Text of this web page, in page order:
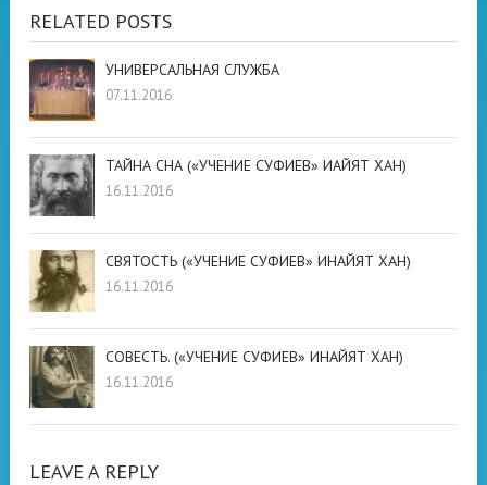
RELATED POSTS
УНИВЕРСАЛЬНАЯ СЛУЖБА
07.11.2016
ТАЙНА СНА («УЧЕНИЕ СУФИЕВ» ИАЙЯТ ХАН)
16.11.2016
СВЯТОСТЬ («УЧЕНИЕ СУФИЕВ» ИНАЙЯТ ХАН)
16.11.2016
СОВЕСТЬ. («УЧЕНИЕ СУФИЕВ» ИНАЙЯТ ХАН)
16.11.2016
LEAVE A REPLY